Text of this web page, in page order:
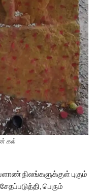
கல்
நிலங்களுக்குள் புகும்
பெரும்